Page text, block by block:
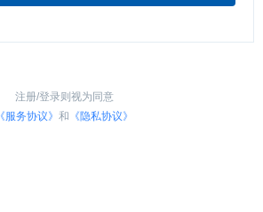
注册/登录则视为同意
《服务协议》 和 《隐私协议》